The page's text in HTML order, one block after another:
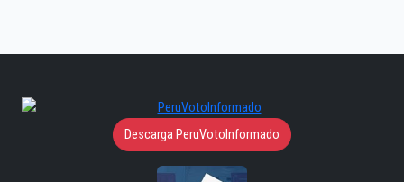
Descarga PeruVotoInformado